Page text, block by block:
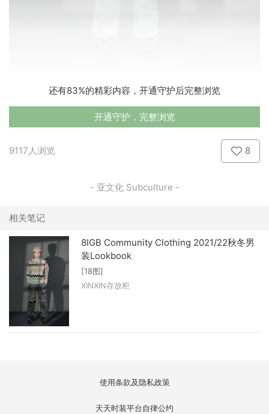
还有83%的精彩内容，开通守护后完整浏览
开通守护，完整浏览
9117人浏览 8
- 亚文化 Subculture -
相关笔记
8IGB Community Clothing 2021/22秋冬男
装Lookbook
[18图]
XINXIN存放柜
使用条款及隐私政策
天天时装平台自律公约